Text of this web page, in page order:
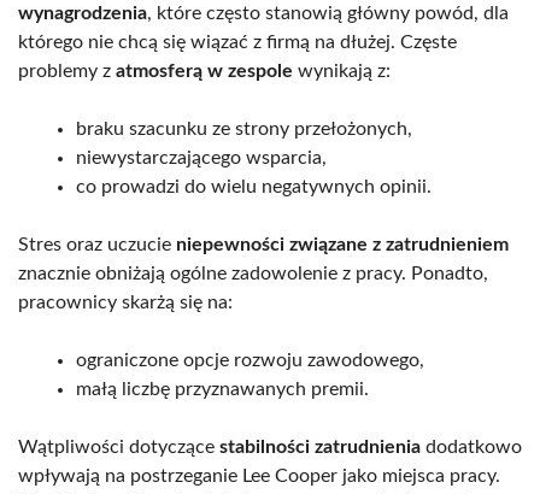
wynagrodzenia, które często stanowią główny powód, dla
którego nie chcą się wiązać z firmą na dłużej. Częste
problemy z atmosferą w zespole wynikają z:
braku szacunku ze strony przełożonych,
niewystarczającego wsparcia,
co prowadzi do wielu negatywnych opinii.
Stres oraz uczucie niepewności związane z zatrudnieniem
znacznie obniżają ogólne zadowolenie z pracy. Ponadto,
pracownicy skarżą się na:
ograniczone opcje rozwoju zawodowego,
małą liczbę przyznawanych premii.
Wątpliwości dotyczące stabilności zatrudnienia dodatkowo
wpływają na postrzeganie Lee Cooper jako miejsca pracy.